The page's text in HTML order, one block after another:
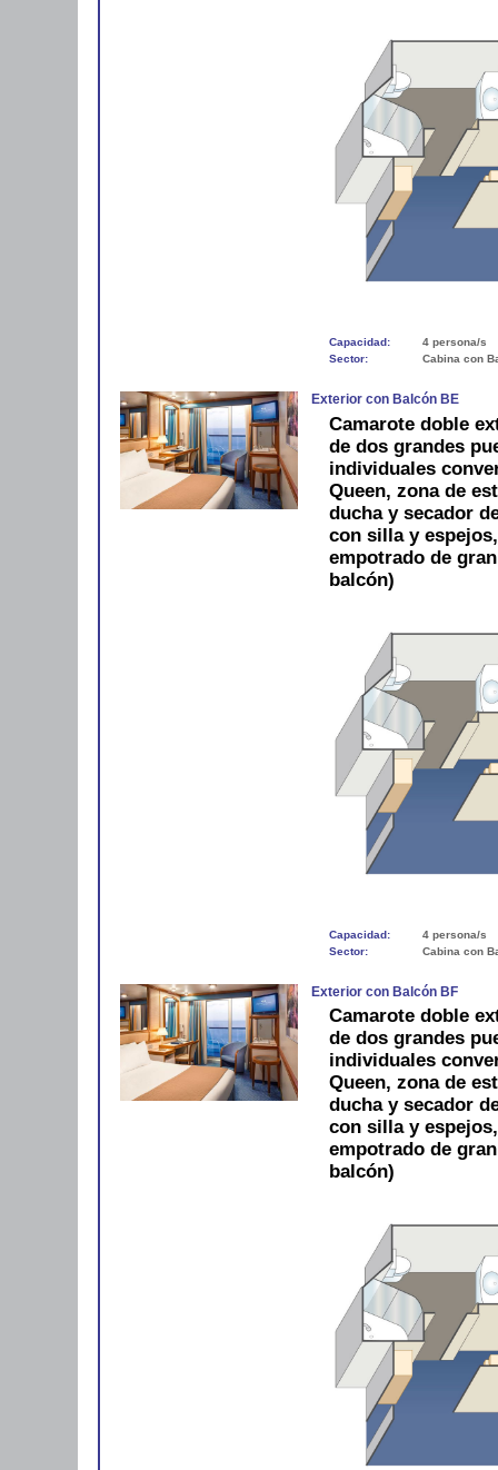
Capacidad:
4 persona/s
Sector:
Cabina con
Exterior con Balcón BE
Camarote doble
de dos grandes
individuales
Queen, zona de
ducha y secador
con silla y
empotrado de
balcón)
Capacidad:
4 persona/s
Sector:
Cabina con
Exterior con Balcón BF
Camarote doble
de dos grandes
individuales
Queen, zona de
ducha y secador
con silla y
empotrado de
balcón)